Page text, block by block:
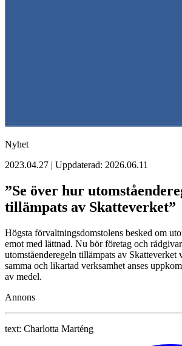
Nyhet
2023.04.27 | Uppdaterad: 2026.06.11
”Se över hur
tillämpats av Skatteverket”
Högsta förvaltningsdomstolens besked om
emot med lättnad. Nu bör företag och
utomståenderegeln tillämpats av Skatteverket
samma och likartad verksamhet anses
av medel.
Annons
text: Charlotta Marténg